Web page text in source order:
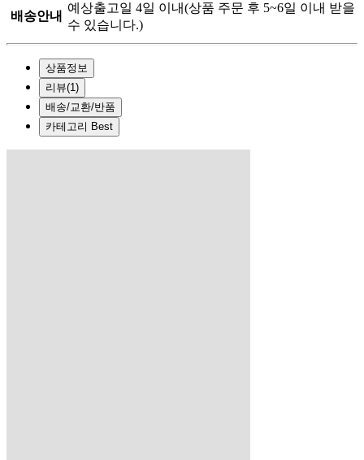
배송안내
예상출고일 4일 이내(상품 주문 후 5~6일 이내 받을
수 있습니다.)
상품정보
리뷰(1)
배송/교환/반품
카테고리 Best